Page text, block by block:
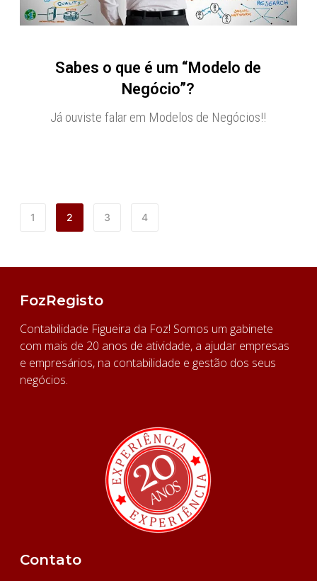
Sabes o que é um “Modelo de
Negócio”?
Já ouviste falar em Modelos de Negócios!!
1 2 3 4
FozRegisto
Contabilidade Figueira da Foz! Somos um gabinete
com mais de 20 anos de atividade, a ajudar empresas
e empresários, na contabilidade e gestão dos seus
negócios.
Contato